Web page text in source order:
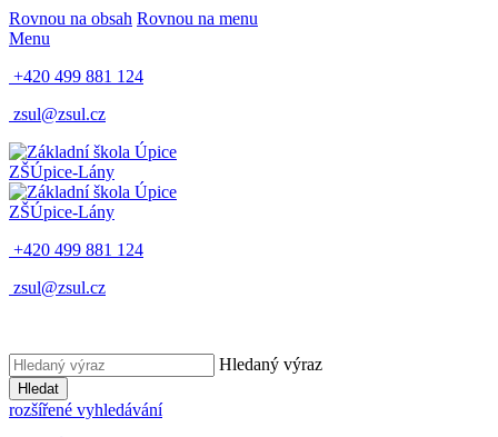
Rovnou na obsah Rovnou na menu
Menu
+420 499 881 124
zsul@zsul.cz
ZŠÚpice-Lány
ZŠÚpice-Lány
+420 499 881 124
zsul@zsul.cz
Hledaný výraz
Hledat
rozšířené vyhledávání